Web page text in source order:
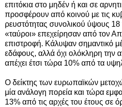
επιτόκια στο μηδέν ή και σε
προσφέρουν από κοινού με τις
ρευστότητας συνολικού ύψους 18
«ταύροι» επεχείρησαν από τον
επιστροφή. Κάλυψαν σημαντικό
εδάφους, αλλά όχι ολόκληρη
απέχει έτσι τώρα 10% από τα
Ο δείκτης των ευρωπαϊκών
μία ανάλογη πορεία και τώρα
13% από τις αρχές του έτους σε